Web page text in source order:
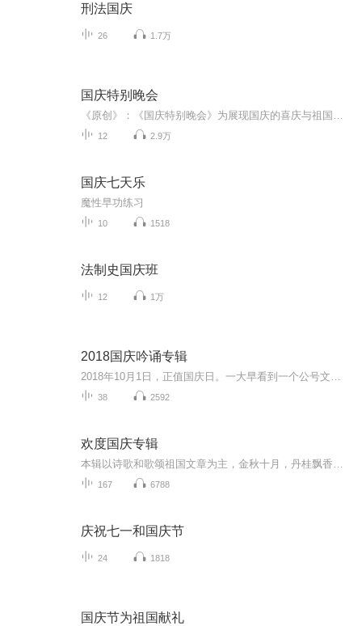
刑法国庆
26 1.7万
国庆特别晚会
12 2.9万
国庆七天乐
魔性早功练习
10 1518
法制史国庆班
12 1万
2018国庆吟诵专辑
38 2592
欢度国庆专辑
167 6788
庆祝七一和国庆节
24 1818
国庆节为祖国献礼